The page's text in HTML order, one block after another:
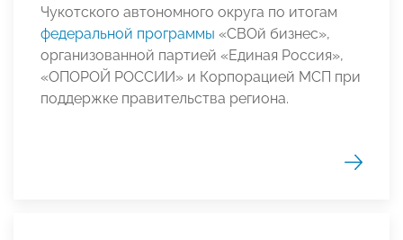
Чукотского автономного округа по итогам
федеральной программы «СВОй бизнес»,
организованной партией «Единая Россия»,
«ОПОРОЙ РОССИИ» и Корпорацией МСП при
поддержке правительства региона.